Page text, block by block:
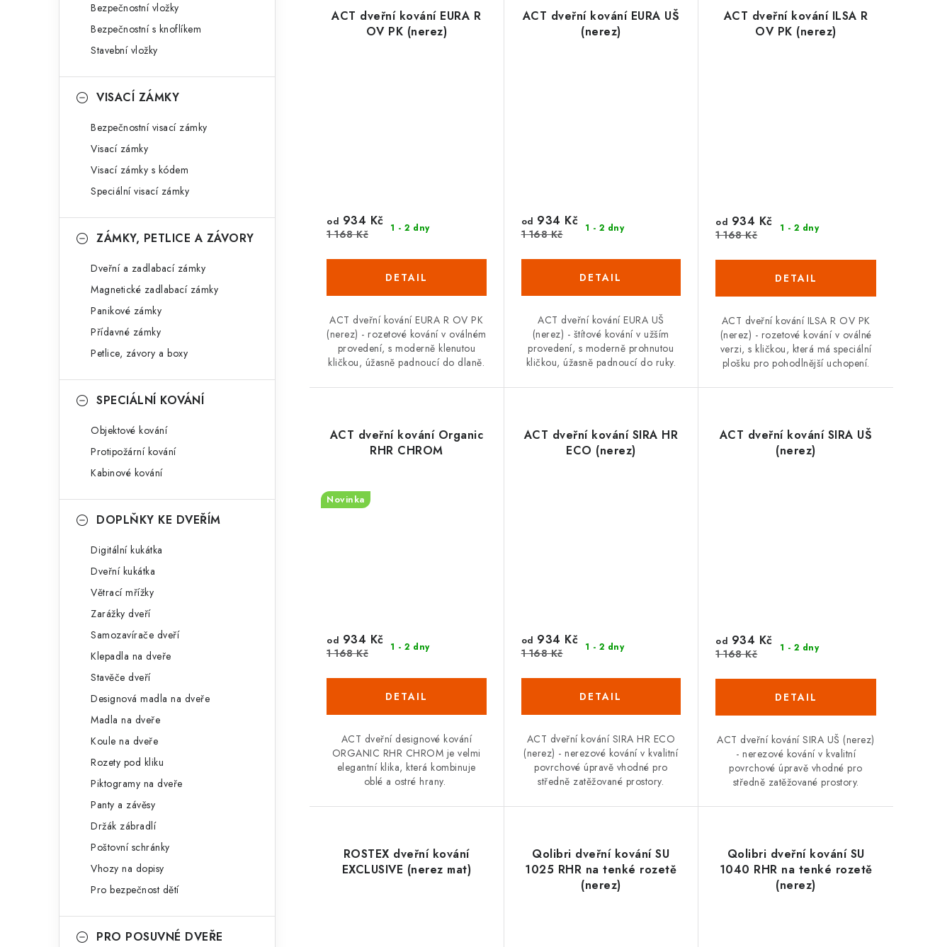
Bezpečnostní vložky
Bezpečnostní s knoflíkem
Stavební vložky
VISACÍ ZÁMKY
Bezpečnostní visací zámky
Visací zámky
Visací zámky s kódem
Speciální visací zámky
ZÁMKY, PETLICE A ZÁVORY
Dveřní a zadlabací zámky
Magnetické zadlabací zámky
Panikové zámky
Přídavné zámky
Petlice, závory a boxy
SPECIÁLNÍ KOVÁNÍ
Objektové kování
Protipožární kování
Kabinové kování
DOPLŇKY KE DVEŘÍM
Digitální kukátka
Dveřní kukátka
Větrací mřížky
Zarážky dveří
Samozavírače dveří
Klepadla na dveře
Stavěče dveří
Designová madla na dveře
Madla na dveře
Koule na dveře
Rozety pod kliku
Piktogramy na dveře
Panty a závěsy
Držák zábradlí
Poštovní schránky
Vhozy na dopisy
Pro bezpečnost dětí
PRO POSUVNÉ DVEŘE
ACT dveřní kování EURA R
OV PK (nerez)
1 - 2 dny
od 934 Kč
1 168 Kč
ACT dveřní kování EURA R OV PK
(nerez) - rozetové kování v oválném
provedení, s moderně klenutou
kličkou, úžasně padnoucí do dlaně.
ACT dveřní kování EURA UŠ
(nerez)
1 - 2 dny
od 934 Kč
1 168 Kč
ACT dveřní kování EURA UŠ
(nerez) - štítové kování v užším
provedení, s moderně prohnutou
kličkou, úžasně padnoucí do ruky.
ACT dveřní kování ILSA R
OV PK (nerez)
1 - 2 dny
od 934 Kč
1 168 Kč
ACT dveřní kování ILSA R OV PK
(nerez) - rozetové kování v oválné
verzi, s kličkou, která má speciální
plošku pro pohodlnější uchopení.
ACT dveřní kování Organic
RHR CHROM
Novinka
1 - 2 dny
od 934 Kč
1 168 Kč
ACT dveřní designové kování
ORGANIC RHR CHROM je velmi
elegantní klika, která kombinuje
oblé a ostré hrany.
ACT dveřní kování SIRA HR
ECO (nerez)
1 - 2 dny
od 934 Kč
1 168 Kč
ACT dveřní kování SIRA HR ECO
(nerez) - nerezové kování v kvalitní
povrchové úpravě vhodné pro
středně zatěžované prostory.
ACT dveřní kování SIRA UŠ
(nerez)
1 - 2 dny
od 934 Kč
1 168 Kč
ACT dveřní kování SIRA UŠ (nerez)
- nerezové kování v kvalitní
povrchové úpravě vhodné pro
středně zatěžované prostory.
ROSTEX dveřní kování
EXCLUSIVE (nerez mat)
Qolibri dveřní kování SU
1025 RHR na tenké rozetě
(nerez)
Qolibri dveřní kování SU
1040 RHR na tenké rozetě
(nerez)